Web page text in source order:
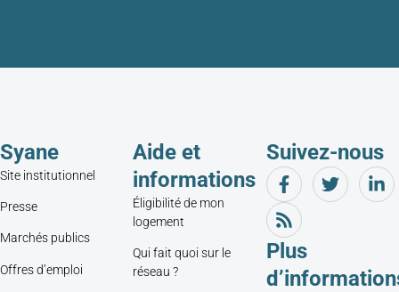
Syane
Site institutionnel
Presse
Marchés publics
Offres d’emploi
Aide et
informations
Éligibilité de mon
logement
Qui fait quoi sur le
réseau ?
Suivez-nous
Plus